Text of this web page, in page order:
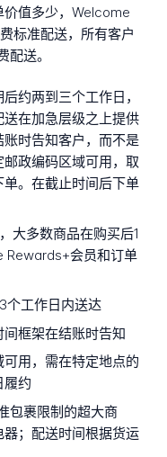
价值多少，Welcome
标准配送，所有客户
送。
约两到三个工作日，
在加急层级之上提供
时告知客户，而不是
政编码区域可用，取
。在截止时间后下单
大多数商品在购买后1
Rewards+会员和订单
个工作日内送达
框架在结账时告知
用，需在特定地点的
履约
包裹限制的超大商
；配送时间根据货运